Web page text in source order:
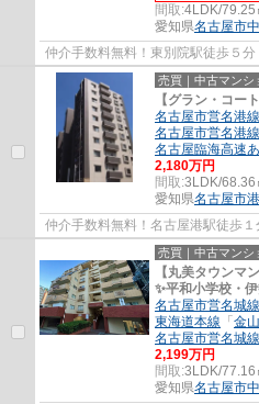
間取:4LDK/79.25
愛知県名古屋市
仲介手数料無料！東別院駅徒歩５分
売買｜中古マンシ
【グラン・コー
名古屋市営名港線
名古屋市営名港線
名古屋臨海高速
2,180万円
間取:3LDK/68.36
愛知県名古屋市
仲介手数料無料！名古屋港駅徒歩１
売買｜中古マンシ
【丸美タウンマ
✨️平和小学校・
名古屋市営名城線
東海道本線 「 金山
名古屋市営名城線
2,199万円
間取:3LDK/77.16
愛知県名古屋市